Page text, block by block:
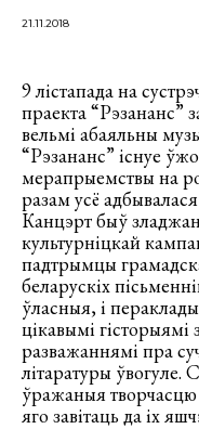
21.11.2018
9 лістапада на
праекта “Рэзананс”
вельмі абаяльны
“Рэзананс” існуе
мерапрыемствы на
разам усё
Канцэрт быў
культурніцкай
падтрымцы
беларускіх
ўласныя, і
цікавымі
разважаннямі пра
літаратуры ўвогуле.
ўражаныя творчасцю
яго завітаць да іх